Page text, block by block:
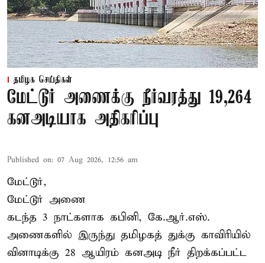
தமிழக செய்திகள்
மேட்டூர் அணைக்கு நீர்வரத்து 19,264
கனஅடியாக அதிகரிப்பு
Published on: 07 Aug 2026, 12:56 am
மேட்டூர்,
மேட்டூர் அணை
கடந்த 3 நாட்களாக கபினி, கே.ஆர்.எஸ்.
அணைகளில் இருந்து தமிழகத் துக்கு காவிரியில்
வினாடிக்கு 28 ஆயிரம் கனஅடி நீர் திறக்கப்பட்ட